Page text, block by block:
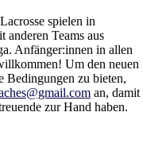
spielen in
anderen Teams aus
Anfänger:innen in allen
Um den neuen
Bedingungen zu bieten,
an, damit
zur Hand haben.